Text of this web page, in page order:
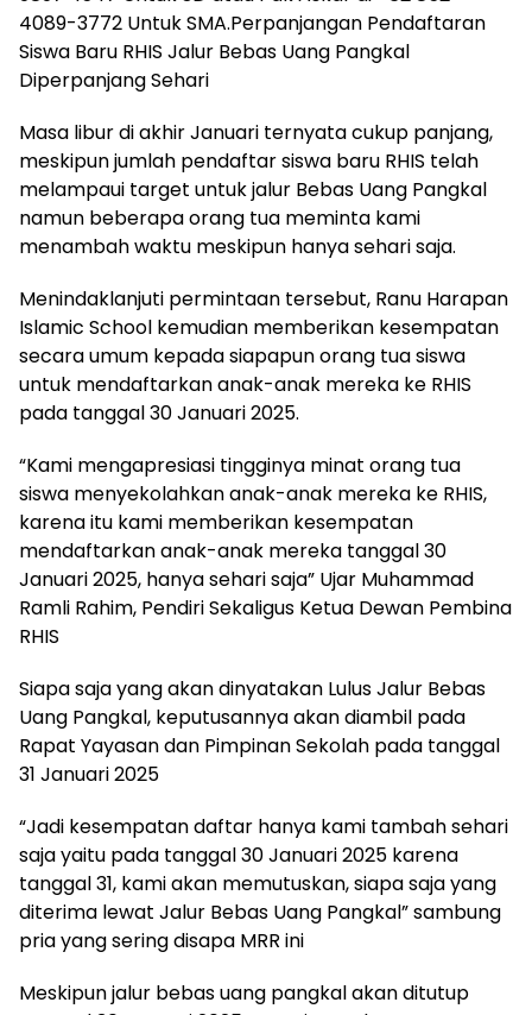
4089-3772 Untuk SMA.Perpanjangan Pendaftaran
Siswa Baru RHIS Jalur Bebas Uang Pangkal
Diperpanjang Sehari
Masa libur di akhir Januari ternyata cukup panjang,
meskipun jumlah pendaftar siswa baru RHIS telah
melampaui target untuk jalur Bebas Uang Pangkal
namun beberapa orang tua meminta kami
menambah waktu meskipun hanya sehari saja.
Menindaklanjuti permintaan tersebut, Ranu Harapan
Islamic School kemudian memberikan kesempatan
secara umum kepada siapapun orang tua siswa
untuk mendaftarkan anak-anak mereka ke RHIS
pada tanggal 30 Januari 2025.
“Kami mengapresiasi tingginya minat orang tua
siswa menyekolahkan anak-anak mereka ke RHIS,
karena itu kami memberikan kesempatan
mendaftarkan anak-anak mereka tanggal 30
Januari 2025, hanya sehari saja” Ujar Muhammad
Ramli Rahim, Pendiri Sekaligus Ketua Dewan Pembina
RHIS
Siapa saja yang akan dinyatakan Lulus Jalur Bebas
Uang Pangkal, keputusannya akan diambil pada
Rapat Yayasan dan Pimpinan Sekolah pada tanggal
31 Januari 2025
“Jadi kesempatan daftar hanya kami tambah sehari
saja yaitu pada tanggal 30 Januari 2025 karena
tanggal 31, kami akan memutuskan, siapa saja yang
diterima lewat Jalur Bebas Uang Pangkal” sambung
pria yang sering disapa MRR ini
Meskipun jalur bebas uang pangkal akan ditutup